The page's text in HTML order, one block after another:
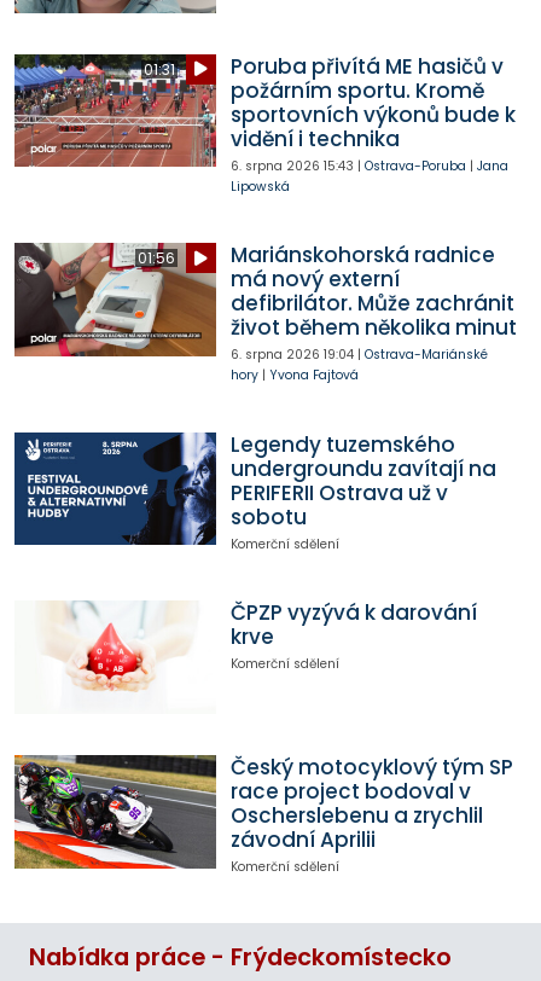
01:31
Poruba přivítá ME hasičů v
požárním sportu. Kromě
sportovních výkonů bude k
vidění i technika
6. srpna 2026 15:43 | Ostrava-Poruba | Jana
Lipowská
01:56
Mariánskohorská radnice
má nový externí
defibrilátor. Může zachránit
život během několika minut
6. srpna 2026 19:04| Ostrava-Mariánské
hory| Yvona Fajtová
Legendy tuzemského
undergroundu zavítají na
PERIFERII Ostrava už v
sobotu
Komerční sdělení
ČPZP vyzývá k darování
krve
Komerční sdělení
Český motocyklový tým SP
race project bodoval v
Oscherslebenu a zrychlil
závodní Aprilii
Komerční sdělení
Nabídka práce - Frýdeckomístecko